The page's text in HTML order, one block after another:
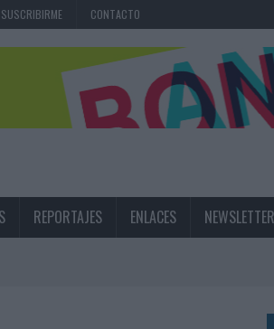
CONTACTO
REPORTAJES ENLACES NEWSLETTER